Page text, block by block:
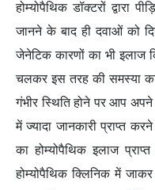
होम्योपैथिक डॉक्टरों द्वारा
जानने के बाद ही दवाओं को
जेनेटिक कारणों का भी इलाज
चलकर इस तरह की समस्या
गंभीर स्थिति होने पर आप
में ज्यादा जानकारी प्राप्त
का होम्योपैथिक इलाज
होम्योपैथिक क्लिनिक में